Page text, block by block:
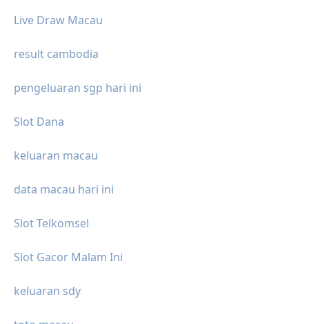
Live Draw Macau
result cambodia
pengeluaran sgp hari ini
Slot Dana
keluaran macau
data macau hari ini
Slot Telkomsel
Slot Gacor Malam Ini
keluaran sdy